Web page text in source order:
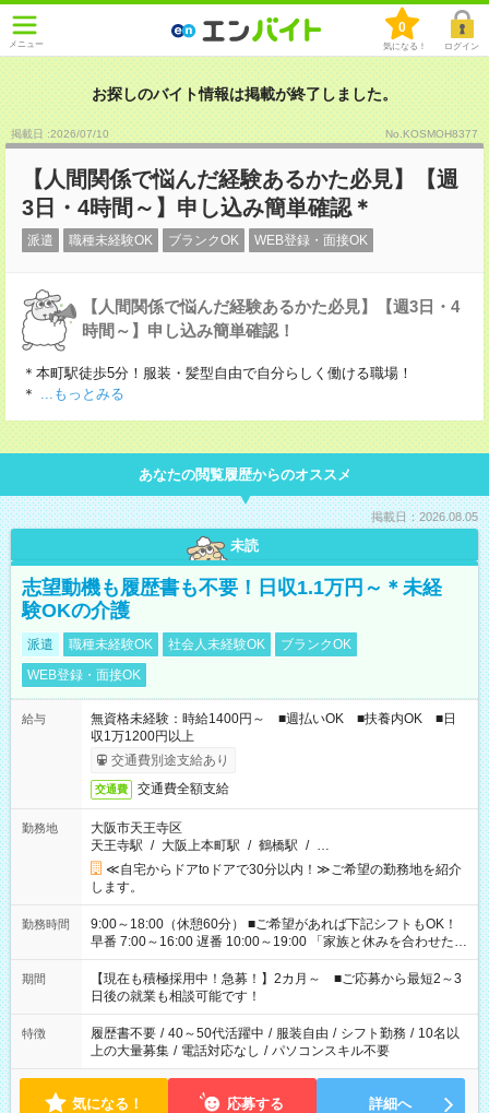
メニュー
0
気になる！ ログイン
お探しのバイト情報は掲載が終了しました。
掲載日 :2026/07/10 No.KOSMOH8377
【人間関係で悩んだ経験あるかた必見】【週
3日・4時間～】申し込み簡単確認＊
派遣 職種未経験OK ブランクOK WEB登録・面接OK
【人間関係で悩んだ経験あるかた必見】【週3日・4
時間～】申し込み簡単確認！
＊本町駅徒歩5分！服装・髪型自由で自分らしく働ける職場！
＊ ...もっとみる
あなたの閲覧履歴からのオススメ
掲載日：2026.08.05
未読
志望動機も履歴書も不要！日収1.1万円～＊未経
験OKの介護
派遣 職種未経験OK 社会人未経験OK
ブランクOK
WEB登録・面接OK
給与
無資格未経験：時給1400円～ ■週払いOK ■扶養内OK ■日
収1万1200円以上
交通費別途支給あり
交通費 交通費全額支給
勤務地
大阪市天王寺区
天王寺駅 / 大阪上本町駅 / 鶴橋駅 / …
≪自宅からドアtoドアで30分以内！≫ご希望の勤務地を紹介
します。
勤務時間
9:00～18:00（休憩60分） ■ご希望があれば下記シフトもOK！
早番 7:00～16:00 遅番 10:00～19:00 「家族と休みを合わせた
い」 「余裕を持って夕飯の準備がしたい」 「できれば残業はし
たくない」 など、ご希望を教えてくださいね。 ※Wワーク希望
の方へ 今ご覧のお仕事で希望する勤務時間と、もう1つのお仕事
の勤務時間。 合計で週40時間を超える場合は応募できません。
期間
【現在も積極採用中！急募！】2カ月～ ■ご応募から最短2～3
日後の就業も相談可能です！
特徴 履歴書不要 / 40～50代活躍中 / 服装自由 / シフト勤務 / 10名以
上の大量募集 / 電話対応なし / パソコンスキル不要
気になる！ 応募する 詳細へ